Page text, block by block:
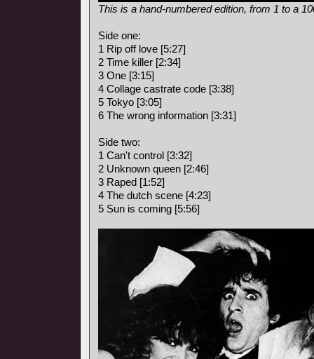
This is a hand-numbered edition, from 1 to a
Side one:
1 Rip off love [5:27]
2 Time killer [2:34]
3 One [3:15]
4 Collage castrate code [3:38]
5 Tokyo [3:05]
6 The wrong information [3:31]
Side two:
1 Can't control [3:32]
2 Unknown queen [2:46]
3 Raped [1:52]
4 The dutch scene [4:23]
5 Sun is coming [5:56]